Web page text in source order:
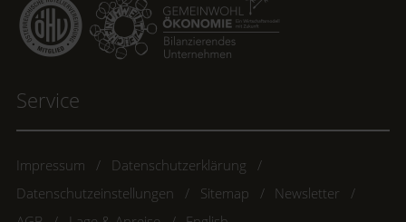
Service
Impressum
Datenschutzerklärung
Datenschutzeinstellungen
Sitemap
Newsletter